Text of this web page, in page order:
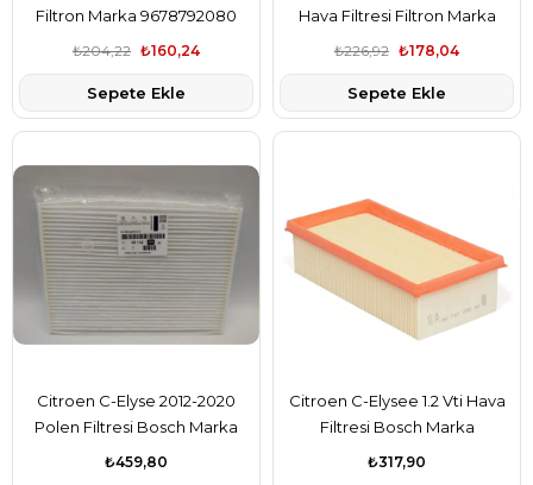
Filtron Marka 9678792080
₺160,24
₺204,22
Sepete Ekle
Hava Filtresi Filtron Marka
9674725580
₺178,04
₺226,92
Sepete Ekle
Citroen C-Elyse 2012-2020
Polen Filtresi Bosch Marka
1987435033
₺459,80
Citroen C-Elysee 1.2 Vti Hava
Filtresi Bosch Marka
9674725580
₺317,90